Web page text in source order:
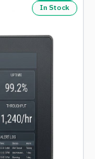
In Stock